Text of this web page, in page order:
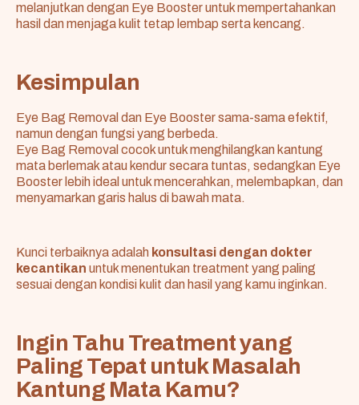
melanjutkan dengan Eye Booster untuk mempertahankan
hasil dan menjaga kulit tetap lembap serta kencang.
Kesimpulan
Eye Bag Removal dan Eye Booster sama-sama efektif,
namun dengan fungsi yang berbeda.
Eye Bag Removal cocok untuk menghilangkan kantung
mata berlemak atau kendur secara tuntas, sedangkan Eye
Booster lebih ideal untuk mencerahkan, melembapkan, dan
menyamarkan garis halus di bawah mata.
Kunci terbaiknya adalah konsultasi dengan dokter
kecantikan untuk menentukan treatment yang paling
sesuai dengan kondisi kulit dan hasil yang kamu inginkan.
Ingin Tahu Treatment yang
Paling Tepat untuk Masalah
Kantung Mata Kamu?